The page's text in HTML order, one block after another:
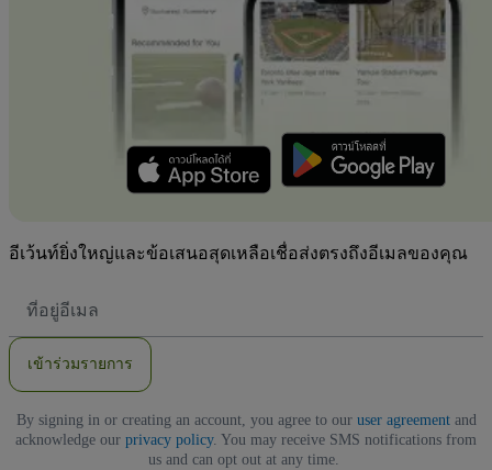
อีเว้นท์ยิ่งใหญ่และข้อเสนอสุดเหลือเชื่อส่งตรงถึงอีเมลของคุณ
อยู่
เข้าร่วมรายการ
By signing in or creating an account, you agree to our user agreementand
acknowledge our privacy policy. You may receive SMS notifications from
us and can opt out at any time.